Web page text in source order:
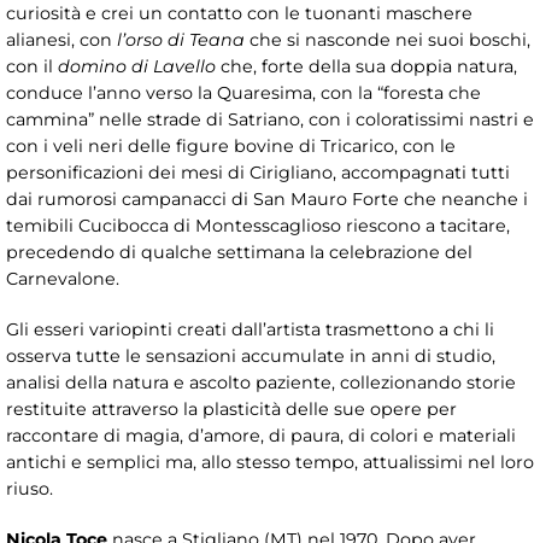
curiosità e crei un contatto con le tuonanti maschere
alianesi, con l’orso di Teana che si nasconde nei suoi boschi,
con il domino di Lavello che, forte della sua doppia natura,
conduce l’anno verso la Quaresima, con la “foresta che
cammina” nelle strade di Satriano, con i coloratissimi nastri e
con i veli neri delle figure bovine di Tricarico, con le
personificazioni dei mesi di Cirigliano, accompagnati tutti
dai rumorosi campanacci di San Mauro Forte che neanche i
temibili Cucibocca di Montesscaglioso riescono a tacitare,
precedendo di qualche settimana la celebrazione del
Carnevalone.
Gli esseri variopinti creati dall’artista trasmettono a chi li
osserva tutte le sensazioni accumulate in anni di studio,
analisi della natura e ascolto paziente, collezionando storie
restituite attraverso la plasticità delle sue opere per
raccontare di magia, d’amore, di paura, di colori e materiali
antichi e semplici ma, allo stesso tempo, attualissimi nel loro
riuso.